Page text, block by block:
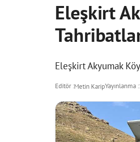
Eleşkirt
Eleşkirt Akyumak
Editör :Metin KaripYayınlanma :